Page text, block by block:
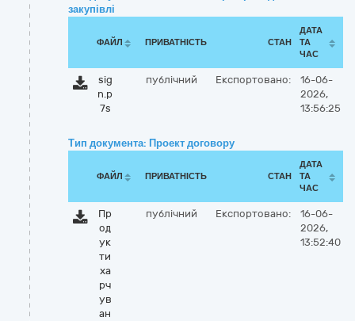
закупівлі
ФАЙЛ ПРИВАТНІСТЬ СТАН
ДАТА
ТА
ЧАС
sig
n.p
7s
публічний Експортовано:
16-06-
2026,
13:56:25
Тип документа: Проект договору
ФАЙЛ ПРИВАТНІСТЬ СТАН
ДАТА
ТА
ЧАС
Пр
од
ук
ти
ха
рч
ув
ан
публічний Експортовано:
16-06-
2026,
13:52:40